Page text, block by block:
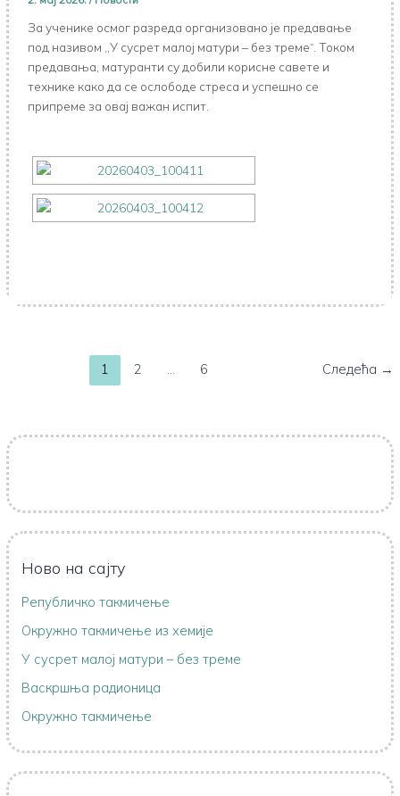
За ученике осмог разреда организовано је предавање
под називом ,,У сусрет малој матури – без треме“. Током
предавања, матуранти су добили корисне савете и
технике како да се ослободе стреса и успешно се
припреме за овај важан испит.
1 2 … 6 Следећа →
Ново на сајту
Републичко такмичење
Oкружно такмичењe из хемије
У сусрет малој матури – без треме
Васкршња радионица
Окружно такмичење